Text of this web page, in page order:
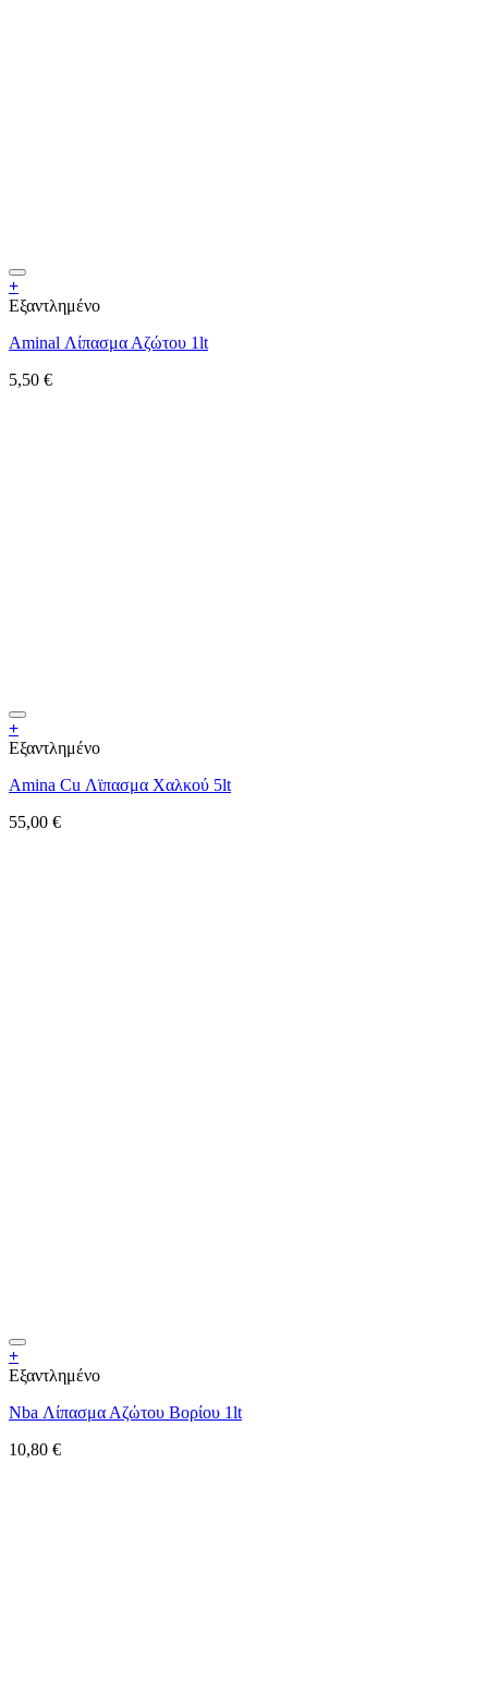
+
Εξαντλημένο
Aminal Λίπασμα Αζώτου 1lt
5,50 €
+
Εξαντλημένο
Amina Cu Λϊπασμα Χαλκού 5lt
55,00 €
+
Εξαντλημένο
Nba Λίπασμα Αζώτου Βορίου 1lt
10,80 €